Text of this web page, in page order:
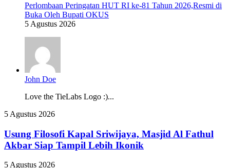
Perlombaan Peringatan HUT RI ke-81 Tahun 2026,Resmi di
Buka Oleh Bupati OKUS
5 Agustus 2026
John Doe
Love the TieLabs Logo :)...
Usung
Kapal
Sriwijaya,
Masjid
5 Agustus 2026
Usung Filosofi Kapal Sriwijaya, Masjid Al Fathul
Akbar Siap Tampil Lebih Ikonik
Cegah
5 Agustus 2026